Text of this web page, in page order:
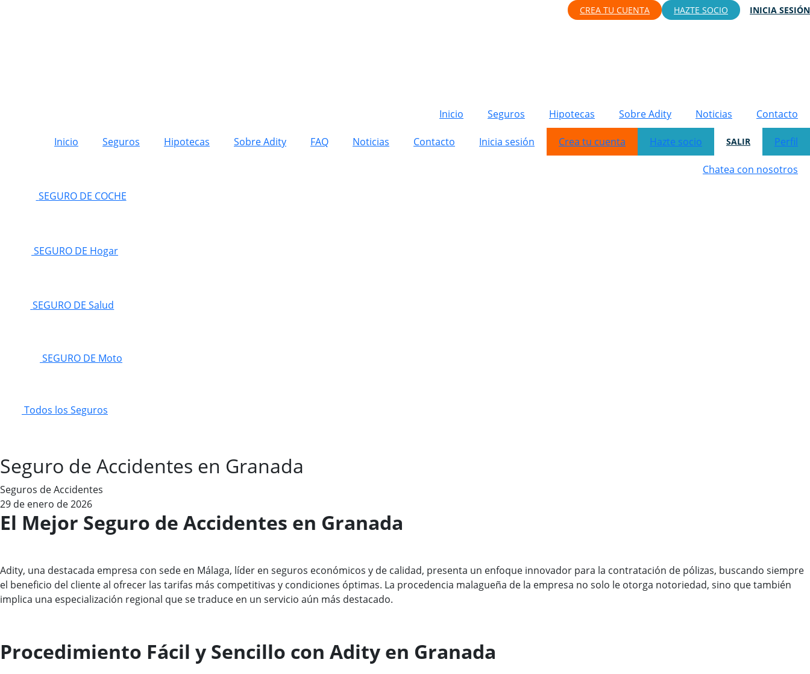
CREA TU CUENTA HAZTE SOCIO INICIA SESIÓN
Inicio Seguros Hipotecas Sobre Adity Noticias Contacto
Inicio Seguros Hipotecas Sobre Adity FAQ Noticias Contacto Inicia sesión Crea tu cuenta Hazte socio SALIR Perfil
Chatea con nosotros
SEGURO DE COCHE
SEGURO DE Hogar
SEGURO DE Salud
SEGURO DE Moto
Todos los Seguros
Seguro de Accidentes en Granada
Seguros de Accidentes
29 de enero de 2026
El Mejor Seguro de Accidentes en Granada
Adity, una destacada empresa con sede en Málaga, líder en seguros económicos y de calidad, presenta un enfoque innovador para la contratación de pólizas, buscando siempre
el beneficio del cliente al ofrecer las tarifas más competitivas y condiciones óptimas. La procedencia malagueña de la empresa no solo le otorga notoriedad, sino que también
implica una especialización regional que se traduce en un servicio aún más destacado.
Procedimiento Fácil y Sencillo con Adity en Granada